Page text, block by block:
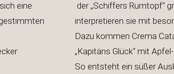
eine
und
der „Schiffers Rumtopf“
interpretieren sie
Dazu kommen Crema
„Kapitäns Glück“ mit
So entsteht ein süßer